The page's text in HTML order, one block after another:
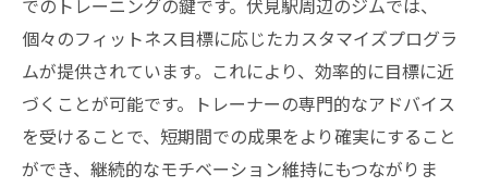
でのトレーニングの鍵です。伏見駅周辺のジムでは、
個々のフィットネス目標に応じたカスタマイズプログラ
ムが提供されています。これにより、効率的に目標に近
づくことが可能です。トレーナーの専門的なアドバイス
を受けることで、短期間での成果をより確実にすること
ができ、継続的なモチベーション維持にもつながりま